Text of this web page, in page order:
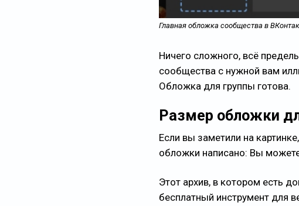
Главная обложка сообщества в
Ничего сложного, всё
сообщества с нужной вам
Обложка для группы готова.
Размер обложки
Если вы заметили на
обложки написано: Вы
Этот архив, в котором есть
бесплатный инструмент для